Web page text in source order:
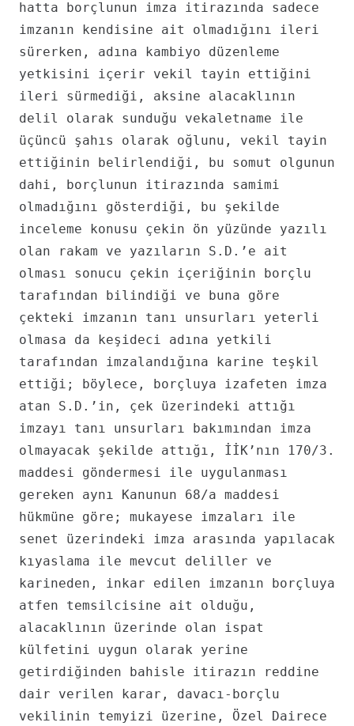
hatta borçlunun imza itirazında sadece
imzanın kendisine ait olmadığını ileri
sürerken, adına kambiyo düzenleme
yetkisini içerir vekil tayin ettiğini
ileri sürmediği, aksine alacaklının
delil olarak sunduğu vekaletname ile
üçüncü şahıs olarak oğlunu, vekil tayin
ettiğinin belirlendiği, bu somut olgunun
dahi, borçlunun itirazında samimi
olmadığını gösterdiği, bu şekilde
inceleme konusu çekin ön yüzünde yazılı
olan rakam ve yazıların S.D.’e ait
olması sonucu çekin içeriğinin borçlu
tarafından bilindiği ve buna göre
çekteki imzanın tanı unsurları yeterli
olmasa da keşideci adına yetkili
tarafından imzalandığına karine teşkil
ettiği; böylece, borçluya izafeten imza
atan S.D.’in, çek üzerindeki attığı
imzayı tanı unsurları bakımından imza
olmayacak şekilde attığı, İİK’nın 170/3.
maddesi göndermesi ile uygulanması
gereken aynı Kanunun 68/a maddesi
hükmüne göre; mukayese imzaları ile
senet üzerindeki imza arasında yapılacak
kıyaslama ile mevcut deliller ve
karineden, inkar edilen imzanın borçluya
atfen temsilcisine ait olduğu,
alacaklının üzerinde olan ispat
külfetini uygun olarak yerine
getirdiğinden bahisle itirazın reddine
dair verilen karar, davacı-borçlu
vekilinin temyizi üzerine, Özel Dairece